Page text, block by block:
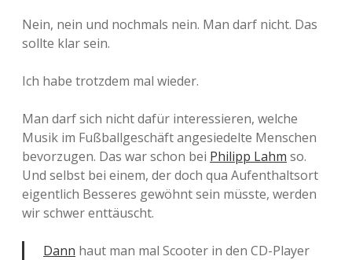
Nein, nein und nochmals nein. Man darf nicht. Das
sollte klar sein.
Ich habe trotzdem mal wieder.
Man darf sich nicht dafür interessieren, welche
Musik im Fußballgeschäft angesiedelte Menschen
bevorzugen. Das war schon bei Philipp Lahm so.
Und selbst bei einem, der doch qua Aufenthaltsort
eigentlich Besseres gewöhnt sein müsste, werden
wir schwer enttäuscht.
Dann haut man mal Scooter in den CD-Player